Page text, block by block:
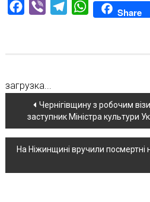
Facebook
Viber TelegramWhatsAppShare
загрузка...
Навігація
по
новині
Чернігівщину з робочим
заступник Міністра культури
На Ніжинщині вручили посмертні